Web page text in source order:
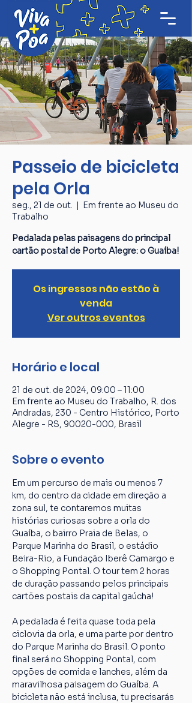
Passeio de bicicleta
pela Orla
seg., 21 de out.
  |
Em frente ao Museu do
Trabalho
Pedalada pelas paisagens do principal
cartão postal de Porto Alegre: o Guaíba!
Os ingressos não estão à
venda
Ver outros eventos
Horário e local
21 de out. de 2024, 09:00 – 11:00
Em frente ao Museu do Trabalho, R. dos
Andradas, 230 - Centro Histórico, Porto
Alegre - RS, 90020-000, Brasil
Sobre o evento
Em um percurso de mais ou menos 7
km, do centro da cidade em direção a
zona sul, te contaremos muitas
histórias curiosas sobre a orla do
Guaíba, o bairro Praia de Belas, o
Parque Marinha do Brasil, o estádio
Beira-Rio, a Fundação Iberê Camargo e
o Shopping Pontal. O tour tem 2 horas
de duração passando pelos principais
cartões postais da capital gaúcha!
A pedalada é feita quase toda pela
ciclovia da orla, e uma parte por dentro
do Parque Marinha do Brasil. O ponto
final será no Shopping Pontal, com
opções de comida e lanches, além da
maravilhosa paisagem do Guaíba. A
bicicleta não está inclusa, tu precisarás